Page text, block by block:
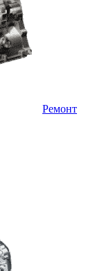
Ремонт